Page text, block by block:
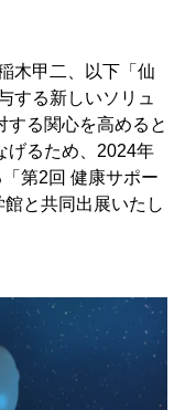
木甲二、以下「仙
する新しいソリュ
する関心を高めると
げるため、2024年
第2回 健康サポー
と共同出展いたし